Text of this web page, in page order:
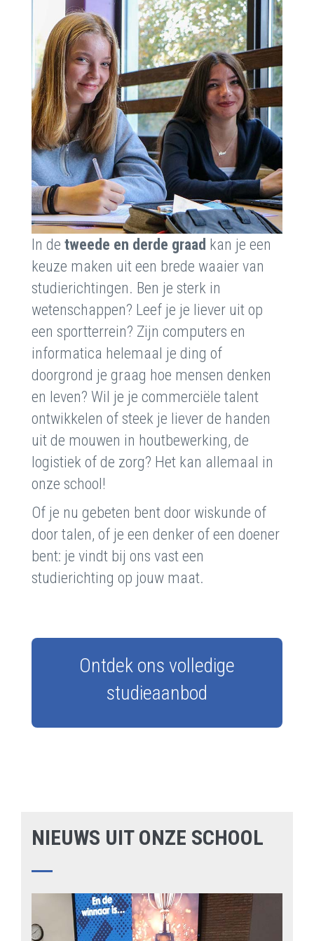
In de tweede en derde graad kan je een
keuze maken uit een brede waaier van
studierichtingen. Ben je sterk in
wetenschappen? Leef je je liever uit op
een sportterrein? Zijn computers en
informatica helemaal je ding of
doorgrond je graag hoe mensen denken
en leven? Wil je je commerciële talent
ontwikkelen of steek je liever de handen
uit de mouwen in houtbewerking, de
logistiek of de zorg? Het kan allemaal in
onze school!
Of je nu gebeten bent door wiskunde of
door talen, of je een denker of een doener
bent: je vindt bij ons vast een
studierichting op jouw maat.
Ontdek ons volledige
studieaanbod
NIEUWS UIT ONZE SCHOOL